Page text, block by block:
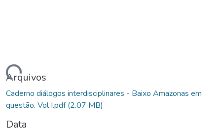
Arquivos
Caderno diálogos interdisciplinares - Baixo Amazonas em
questão. Vol I.pdf(2.07 MB)
Data